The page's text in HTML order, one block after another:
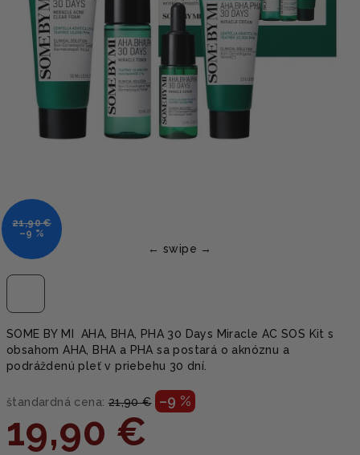
SOME BY MI AHA, BHA, PHA 30 Days Miracle AC SOS Kit s
obsahom AHA, BHA a PHA sa postará o aknóznu a
podráždenú pleť v priebehu 30 dní.
štandardná cena: 21,90 € –9 %
19,90 €
21,90 €
–9 %